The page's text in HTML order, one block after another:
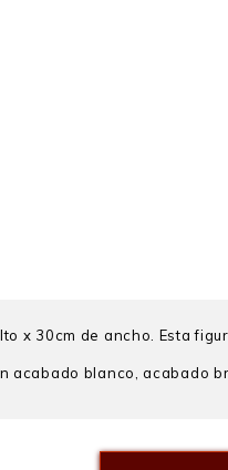
x 30cm de ancho. Esta
acabado blanco, acabado